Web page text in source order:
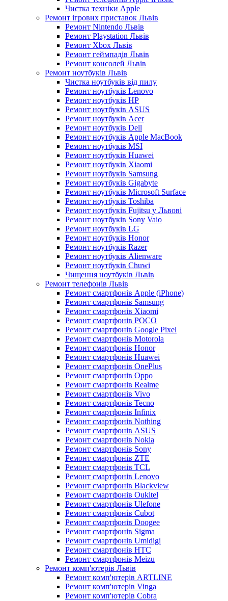
Чистка техніки Apple
Ремонт ігрових приставок Львів
Ремонт Nintendo Львів
Ремонт Playstation Львів
Ремонт Xbox Львів
Ремонт геймпадів Львів
Ремонт консолей Львів
Ремонт ноутбуків Львів
Чистка ноутбуків від пилу
Ремонт ноутбуків Lenovo
Ремонт ноутбуків HP
Ремонт ноутбуків ASUS
Ремонт ноутбуків Acer
Ремонт ноутбуків Dell
Ремонт ноутбуків Apple MacBook
Ремонт ноутбуків MSI
Ремонт ноутбуків Huawei
Ремонт ноутбуків Xiaomi
Ремонт ноутбуків Samsung
Ремонт ноутбуків Gigabyte
Ремонт ноутбуків Microsoft Surface
Ремонт ноутбуків Toshiba
Ремонт ноутбуків Fujitsu у Львові
Ремонт ноутбуків Sony Vaio
Ремонт ноутбуків LG
Ремонт ноутбуків Honor
Ремонт ноутбуків Razer
Ремонт ноутбуків Alienware
Ремонт ноутбуків Chuwi
Чищення ноутбуків Львів
Ремонт телефонів Львів
Ремонт смартфонів Apple (iPhone)
Ремонт смартфонів Samsung
Ремонт смартфонів Xiaomi
Ремонт смартфонів POCO
Ремонт смартфонів Google Pixel
Ремонт смартфонів Motorola
Ремонт смартфонів Honor
Ремонт смартфонів Huawei
Ремонт смартфонів OnePlus
Ремонт смартфонів Oppo
Ремонт смартфонів Realme
Ремонт смартфонів Vivo
Ремонт смартфонів Tecno
Ремонт смартфонів Infinix
Ремонт смартфонів Nothing
Ремонт смартфонів ASUS
Ремонт смартфонів Nokia
Ремонт смартфонів Sony
Ремонт смартфонів ZTE
Ремонт смартфонів TCL
Ремонт смартфонів Lenovo
Ремонт смартфонів Blackview
Ремонт смартфонів Oukitel
Ремонт смартфонів Ulefone
Ремонт смартфонів Cubot
Ремонт смартфонів Doogee
Ремонт смартфонів Sigma
Ремонт смартфонів Umidigi
Ремонт смартфонів HTC
Ремонт смартфонів Meizu
Ремонт комп'ютерів Львів
Ремонт комп'ютерів ARTLINE
Ремонт комп'ютерів Vinga
Ремонт комп'ютерів Cobra